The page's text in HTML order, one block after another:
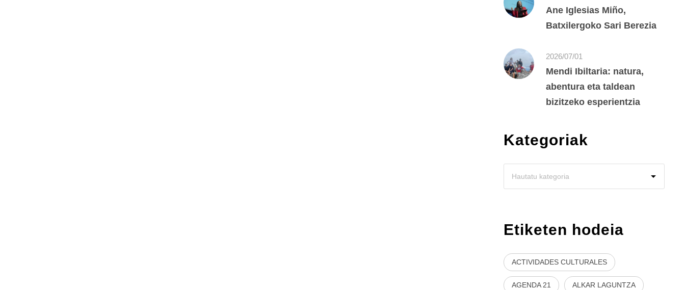
Ane Iglesias Miño,
Batxilergoko Sari Berezia
2026/07/01
Mendi Ibiltaria: natura,
abentura eta taldean
bizitzeko esperientzia
Kategoriak
Etiketen hodeia
ACTIVIDADES CULTURALES
AGENDA 21 ALKAR LAGUNTZA